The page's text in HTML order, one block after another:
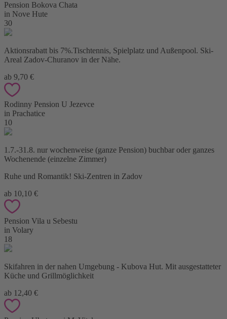
Pension Bokova Chata
in Nove Hute
30
Aktionsrabatt bis 7%.Tischtennis, Spielplatz und Außenpool. Ski-
Areal Zadov-Churanov in der Nähe.
ab 9,70 €
Rodinny Pension U Jezevce
in Prachatice
10
1.7.-31.8. nur wochenweise (ganze Pension) buchbar oder ganzes
Wochenende (einzelne Zimmer)
Ruhe und Romantik! Ski-Zentren in Zadov
ab 10,10 €
Pension Vila u Sebestu
in Volary
18
Skifahren in der nahen Umgebung - Kubova Hut. Mit ausgestatteter
Küche und Grillmöglichkeit
ab 12,40 €